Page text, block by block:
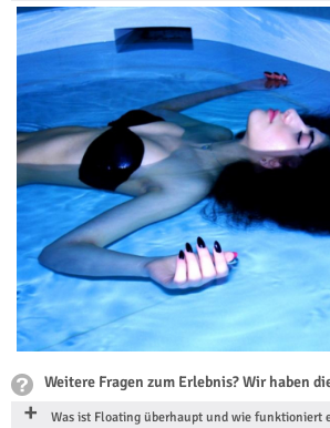
Weitere Fragen zum Erlebnis? Wir haben
Was ist Floating überhaupt und wie funktioniert